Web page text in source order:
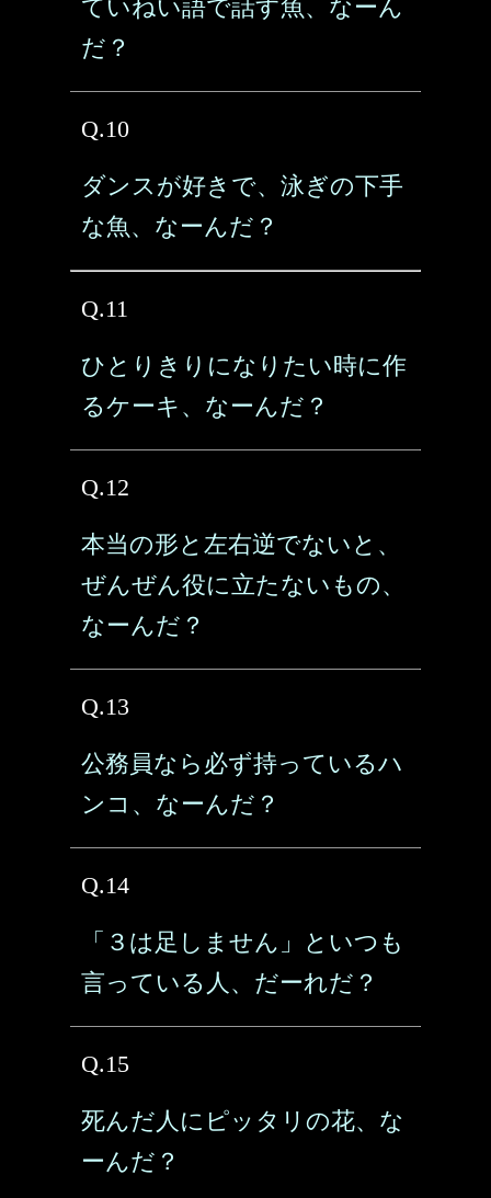
ていねい語で話す魚、なーん
だ？
Q.10
ダンスが好きで、泳ぎの下手
な魚、なーんだ？
Q.11
ひとりきりになりたい時に作
るケーキ、なーんだ？
Q.12
本当の形と左右逆でないと、
ぜんぜん役に立たないもの、
なーんだ？
Q.13
公務員なら必ず持っているハ
ンコ、なーんだ？
Q.14
「３は足しません」といつも
言っている人、だーれだ？
Q.15
死んだ人にピッタリの花、な
ーんだ？